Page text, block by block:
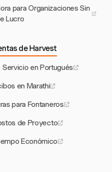
para Organizaciones Sin
Lucro
de Harvest
en Portugués
en Marathi
para Fontaneros
de Proyecto
Económico